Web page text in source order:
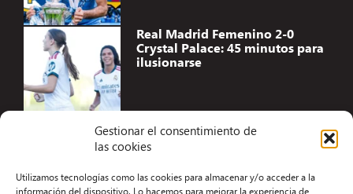
Gestionar el consentimiento de
las cookies
Utilizamos tecnologías como las cookies para almacenar y/o acceder a la
información del dispositivo. Lo hacemos para mejorar la experiencia de
Real Madrid Femenino 2-0
Crystal Palace: 45 minutos para
ilusionarse
Aviso Legal